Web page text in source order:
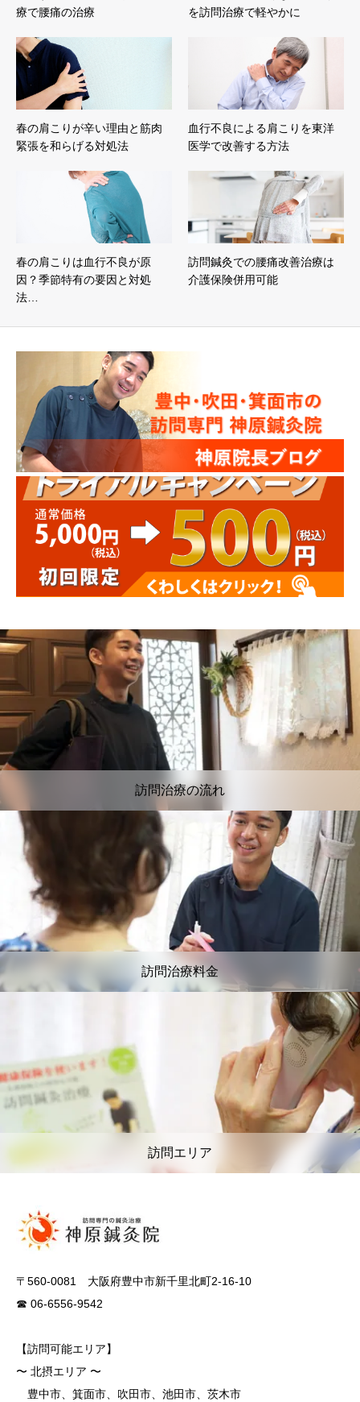
療で腰痛の治療
を訪問治療で軽やかに
春の肩こりが辛い理由と筋肉
緊張を和らげる対処法
血行不良による肩こりを東洋
医学で改善する方法
春の肩こりは血行不良が原
因？季節特有の要因と対処
法…
訪問鍼灸での腰痛改善治療は
介護保険併用可能
訪問治療の流れ
訪問治療料金
訪問エリア
〒560-0081 大阪府豊中市新千里北町2-16-10
☎ 06-6556-9542
【訪問可能エリア】
〜 北摂エリア 〜
豊中市、箕面市、吹田市、池田市、茨木市